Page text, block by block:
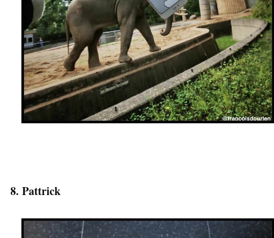
8. Pattrick